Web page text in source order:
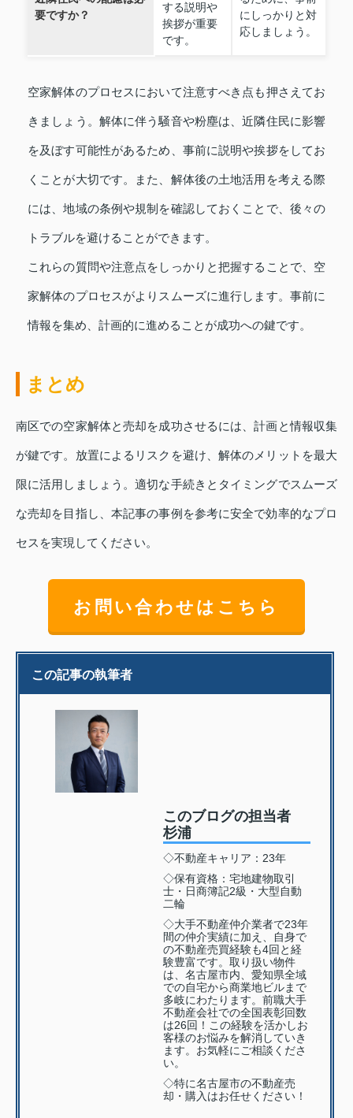
要ですか？
する説明や
挨拶が重要
です。
にしっかりと対
応しましょう。
空家解体のプロセスにおいて注意すべき点も押さえてお
きましょう。解体に伴う騒音や粉塵は、近隣住民に影響
を及ぼす可能性があるため、事前に説明や挨拶をしてお
くことが大切です。また、解体後の土地活用を考える際
には、地域の条例や規制を確認しておくことで、後々の
トラブルを避けることができます。
これらの質問や注意点をしっかりと把握することで、空
家解体のプロセスがよりスムーズに進行します。事前に
情報を集め、計画的に進めることが成功への鍵です。
まとめ
南区での空家解体と売却を成功させるには、計画と情報収集
が鍵です。放置によるリスクを避け、解体のメリットを最大
限に活用しましょう。適切な手続きとタイミングでスムーズ
な売却を目指し、本記事の事例を参考に安全で効率的なプロ
セスを実現してください。
お問い合わせはこちら
この記事の執筆者
このブログの担当者
杉浦
◇不動産キャリア：23年
◇保有資格：宅地建物取引
士・日商簿記2級・大型自動
二輪
◇大手不動産仲介業者で23年
間の仲介実績に加え、自身で
の不動産売買経験も4回と経
験豊富です。取り扱い物件
は、名古屋市内、愛知県全域
での自宅から商業地ビルまで
多岐にわたります。前職大手
不動産会社での全国表彰回数
は26回！この経験を活かしお
客様のお悩みを解消していき
ます。お気軽にご相談くださ
い。
◇特に名古屋市の不動産売
却・購入はお任せください！